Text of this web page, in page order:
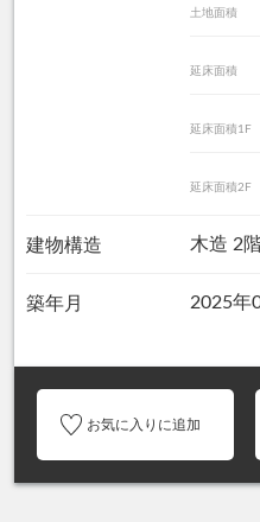
土地面積
延床面積
延床面積1F
延床面積2F
建物構造 木造 2
築年月 2025年
お気に入りに追加